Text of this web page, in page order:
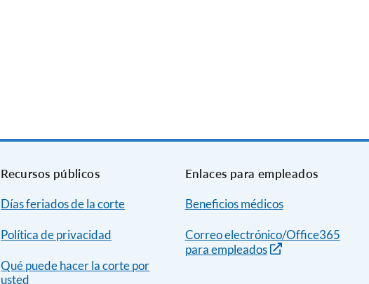
Recursos públicos
Días feriados de la corte
Política de privacidad
Qué puede hacer la corte por
usted
Enlaces para empleados
Beneficios médicos
Correo electrónico/Office365
para empleados